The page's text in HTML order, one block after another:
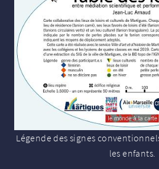
Légende des signes
les enfants.